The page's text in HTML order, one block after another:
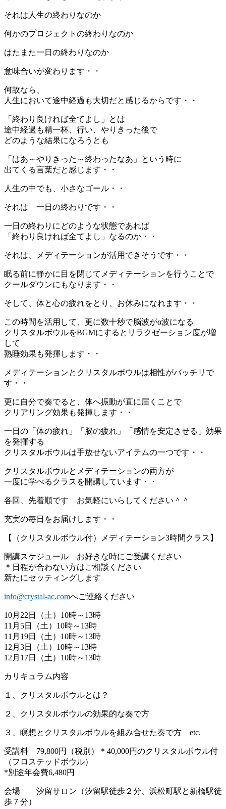
それは人生の終わりなのか
何かのプロジェクトの終わりなのか
はたまた一日の終わりなのか
意味合いが変わります・・
何故なら、
人生において途中経過も大切だと感じるからです・・
「終わり良ければ全てよし」とは
途中経過も精一杯、行い、やりきった後で
どのような結果になろうとも
「はあ～やりきった～終わったなあ」という時に
出てくる言葉だと感じます・・
人生の中でも、小さなゴール・・
それは 一日の終わりです・・
一日の終わりにどのような状態であれば
「終わり良ければ全てよし」なるのか・・
それは、メディテーションが活用できそうです・・
眠る前に静かに目を閉じてメディテーションを行うことで
クールダウンにもなります・・
そして、体と心の疲れをとり、お休みになれます・・
この時間を活用して、更に数十秒で脳波がα波になる
クリスタルボウルをBGMにするとリラクゼーション度が増
して
熟睡効果も発揮します・・
メディテーションとクリスタルボウルは相性がバッチリで
す・・
更に自分で奏でると、体へ振動が直に届くことで
クリアリング効果も発揮します・・
一日の「体の疲れ」「脳の疲れ」「感情を安定させる」効果
を発揮する
クリスタルボウルは手放せないアイテムの一つです・・
クリスタルボウルとメディテーションの両方が
一度に学べるクラスを開講しています・・
各回、先着順です お気軽にいらしてください＾＾
充実の毎日をお届けします・・
【（クリスタルボウル付）メディテーション3時間クラス】
開講スケジュール お好きな時にご受講ください
＊日程が合わない方はご相談ください
新たにセッティングします
info@crystal-ac.comへご連絡ください
10月22日（土）10時～13時
11月5日（土）10時～13時
11月19日（土）10時～13時
12月3日（土）10時～13時
12月17日（土）10時～13時
カリキュラム内容
１、クリスタルボウルとは？
２、クリスタルボウルの効果的な奏で方
３、瞑想とクリスタルボウルを組み合せた奏で方 etc.
受講料 79,800円（税別）＊40,000円のクリスタルボウル付
（フロステッドボウル）
*別途年会費6,480円
会場 汐留サロン（汐留駅徒歩２分、浜松町駅と新橋駅徒
歩７分）